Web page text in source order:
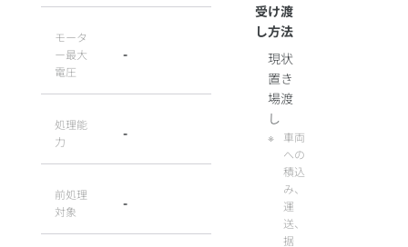
モータ
ー最大
電圧
-
処理能
力
-
前処理
対象
-
受け渡
し方法
現状
置き
場渡
し
車両
への
積込
み、
運
送、
据